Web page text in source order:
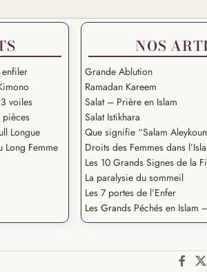
voiles
pièces
Longue
Long Femme
NOS
Grande Ablution
Ramadan Kareem
Salat – Prière en Islam
Salat Istikhara
Que signifie “Salam
Droits des Femmes dans
Les 10 Grands Signes de la
La paralysie du sommeil
Les 7 portes de l’Enfer
Les Grands Péchés en Islam